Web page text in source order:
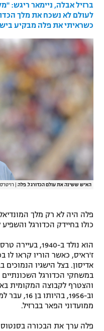
מדיניות פרטיות
תקנון פעילות ספורט 1
רשיון להקרנה פומבית
הצטרפות לחבילת הערוצים
לוח דרושים – ג'ובנט
תגיות
המגזין
אומנויות לחימה
ברזיל אבלה, ניימאר ריגש:
לעולם לא נשכח את מלך
כשראיתי את פלה מבקיע
האיש ששינה את עולם הכדורגל. פלה רויטרס
פלה היה לא רק מלך
כולו בחיידק הכדורגל
הוא נולד ב-
ז'ראיס, כאשר הוריו קראו
אדיסון. בצל הישגיו
במשחקי הכדורגל השכונתיים
והצטרף לקבוצה המקומית
וב-1956,
ממועדוני הפאר בברזיל.